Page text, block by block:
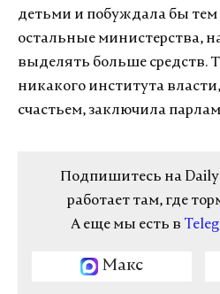
детьми и побуждала бы
остальные министерства,
выделять больше средств.
никакого института
счастьем, заключила
Подпишитесь на Daily
работает там, где
А еще мы есть в
Макс